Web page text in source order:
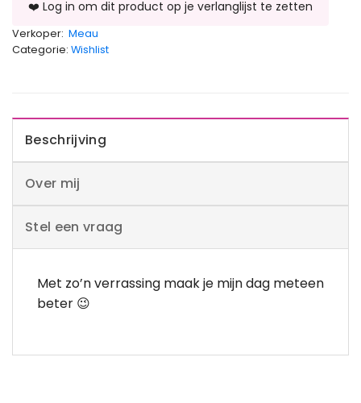
Verkoper: Meau
Categorie: Wishlist
Beschrijving
Over mij
Stel een vraag
Met zo’n verrassing maak je mijn dag meteen
beter 😉